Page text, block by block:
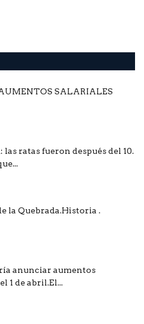
SALARIALES
las ratas fueron después del 10.
la Quebrada.Historia .
anunciar aumentos
1 de abril.El...